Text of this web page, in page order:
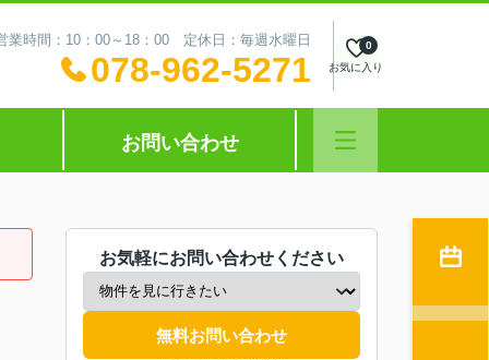
業時間：10：00～18：00 定休日：毎週水曜日
078-962-5271 お気に入り
0
お問い合わせ
お気軽にお問い合わせください
無料お問い合わせ